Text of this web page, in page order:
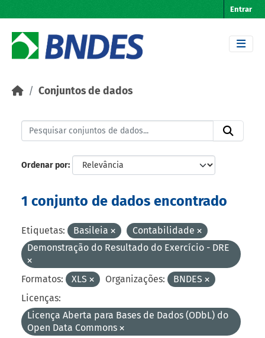
Entrar
Conjuntos de dados
Ordenar por
1 conjunto de dados encontrado
Etiquetas: Basileia
Contabilidade
Demonstração do Resultado do Exercício - DRE
Formatos: XLS Organizações:
BNDES
Licenças:
Licença Aberta para Bases de Dados (ODbL) do
Open Data Commons